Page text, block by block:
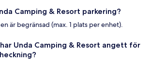
Camping & Resort parkering?
är begränsad (max. 1 plats per enhet).
Unda Camping & Resort angett för